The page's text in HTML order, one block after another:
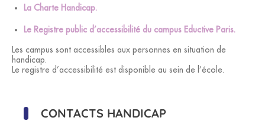
La Charte Handicap.
Le Registre public d’accessibilité du campus Eductive Paris.
Les campus sont accessibles aux personnes en situation de
handicap.
Le registre d’accessibilité est disponible au sein de l’école.
CONTACTS HANDICAP